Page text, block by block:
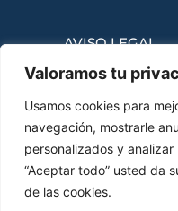
Valoramos tu
Usamos cookies para
navegación, mostrarle
personalizados y
“Aceptar todo” usted da
de las cookies.
AVISO LEGAL
CONTRATACIÓN
ENVÍOS Y